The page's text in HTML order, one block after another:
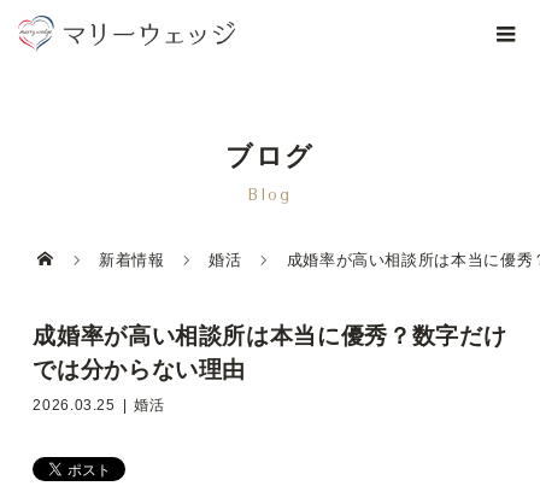
ブログ
Blog
新着情報 婚活 成婚率が高い相談所は本当に優
成婚率が高い相談所は本当に優秀？数字だけ
では分からない理由
2026.03.25 婚活